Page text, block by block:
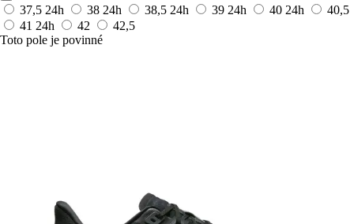
37,5 24h 38 24h 38,5 24h 39 24h 40 24h
40,5
41 24h 42
42,5
Toto pole je povinné